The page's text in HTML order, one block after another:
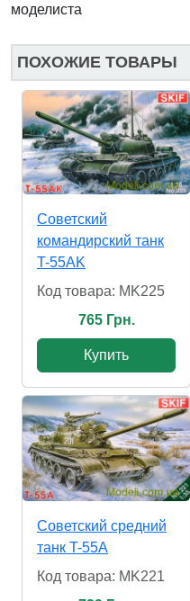
моделиста
ПОХОЖИЕ ТОВАРЫ
Советский
командирский танк
T-55AK
Код товара: MK225
765 Грн.
Купить
Советский средний
танк T-55A
Код товара: MK221